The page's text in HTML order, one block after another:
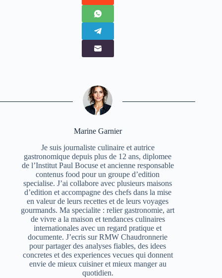
Marine Garnier
Je suis journaliste culinaire et autrice
gastronomique depuis plus de 12 ans, diplomee
de l’Institut Paul Bocuse et ancienne responsable
contenus food pour un groupe d’edition
specialise. J’ai collabore avec plusieurs maisons
d’edition et accompagne des chefs dans la mise
en valeur de leurs recettes et de leurs voyages
gourmands. Ma specialite : relier gastronomie, art
de vivre a la maison et tendances culinaires
internationales avec un regard pratique et
documente. J’ecris sur RMW Chaudronnerie
pour partager des analyses fiables, des idees
concretes et des experiences vecues qui donnent
envie de mieux cuisiner et mieux manger au
quotidien.